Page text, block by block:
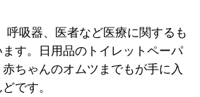
呼吸器、医者など医療に関するも
す。日用品のトイレットペーパ
ちゃんのオムツまでもが手に入
です。